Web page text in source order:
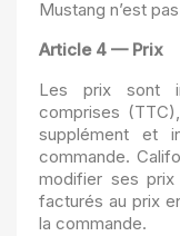
Mustang n’est
Article 4 — Prix
Les prix sont
comprises
supplément et
commande.
modifier ses
facturés au prix
la commande.